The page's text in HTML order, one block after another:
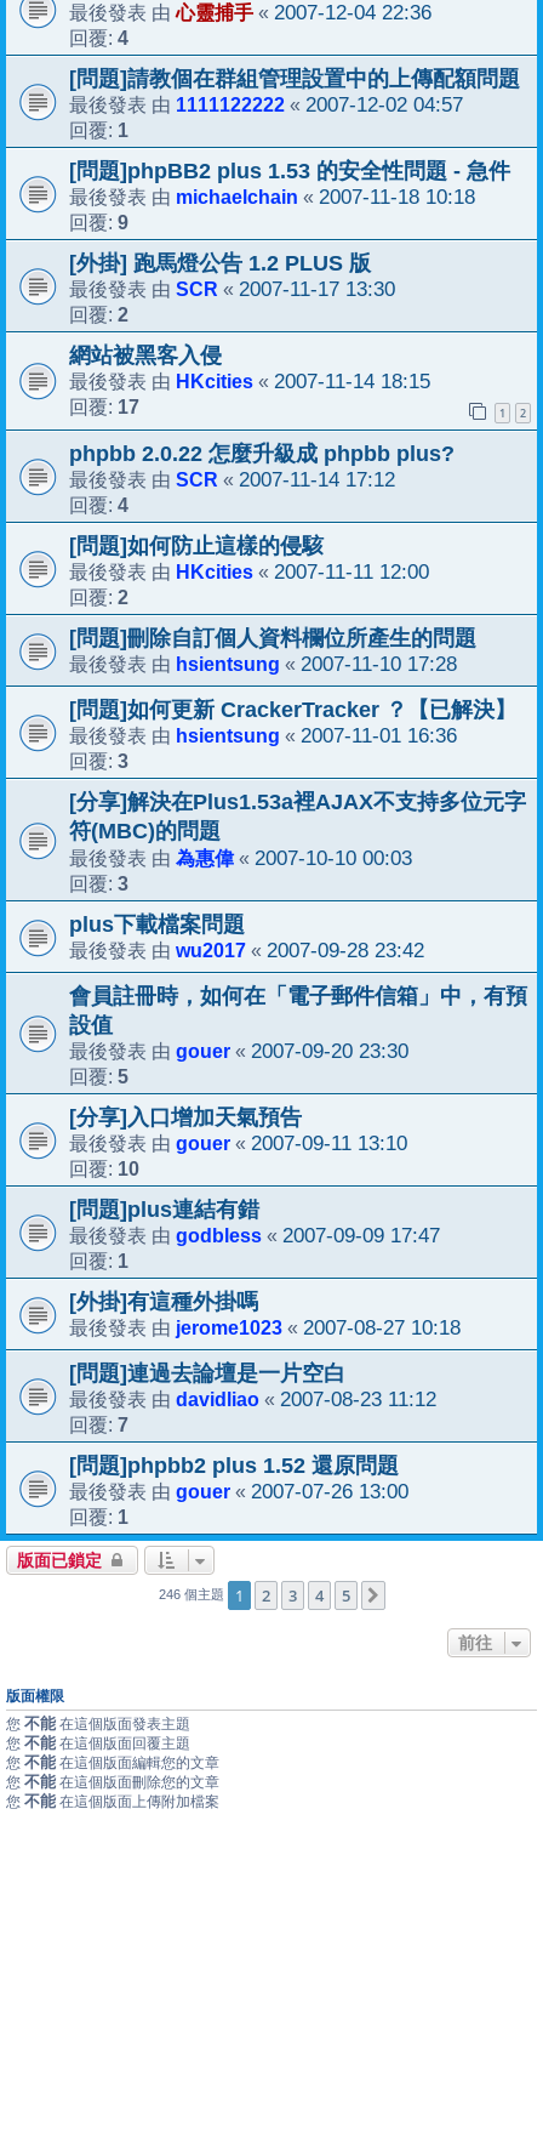
最後發表 由心靈捕手 « 2007-12-04 22:36
回覆: 4
[問題]請教個在群組管理設置中的上傳配額問題
最後發表 由 1111122222 « 2007-12-02 04:57
回覆: 1
[問題]phpBB2 plus 1.53 的安全性問題 - 急件
最後發表 由 michaelchain « 2007-11-18 10:18
回覆: 9
[外掛] 跑馬燈公告 1.2 PLUS 版
最後發表 由 SCR « 2007-11-17 13:30
回覆: 2
網站被黑客入侵
最後發表 由 HKcities « 2007-11-14 18:15
回覆: 17 1 2
phpbb 2.0.22 怎麼升級成 phpbb plus?
最後發表 由 SCR « 2007-11-14 17:12
回覆: 4
[問題]如何防止這樣的侵駭
最後發表 由 HKcities « 2007-11-11 12:00
回覆: 2
[問題]刪除自訂個人資料欄位所產生的問題
最後發表 由 hsientsung « 2007-11-10 17:28
[問題]如何更新 CrackerTracker ？【已解決】
最後發表 由 hsientsung « 2007-11-01 16:36
回覆: 3
[分享]解決在Plus1.53a裡AJAX不支持多位元字
符(MBC)的問題
最後發表 由 為惠偉« 2007-10-10 00:03
回覆: 3
plus下載檔案問題
最後發表 由 wu2017 « 2007-09-28 23:42
會員註冊時，如何在「電子郵件信箱」中，有預
設值
最後發表 由 gouer « 2007-09-20 23:30
回覆: 5
[分享]入口增加天氣預告
最後發表 由 gouer « 2007-09-11 13:10
回覆: 10
[問題]plus連結有錯
最後發表 由 godbless « 2007-09-09 17:47
回覆: 1
[外掛]有這種外掛嗎
最後發表 由 jerome1023 « 2007-08-27 10:18
[問題]連過去論壇是一片空白
最後發表 由 davidliao « 2007-08-23 11:12
回覆: 7
[問題]phpbb2 plus 1.52 還原問題
最後發表 由 gouer « 2007-07-26 13:00
回覆: 1
版面已鎖定
246 個主題 1 2 3 4 5
前往
版面權限
您 不能 在這個版面發表主題
您 不能 在這個版面回覆主題
您 不能 在這個版面編輯您的文章
您 不能 在這個版面刪除您的文章
您 不能 在這個版面上傳附加檔案